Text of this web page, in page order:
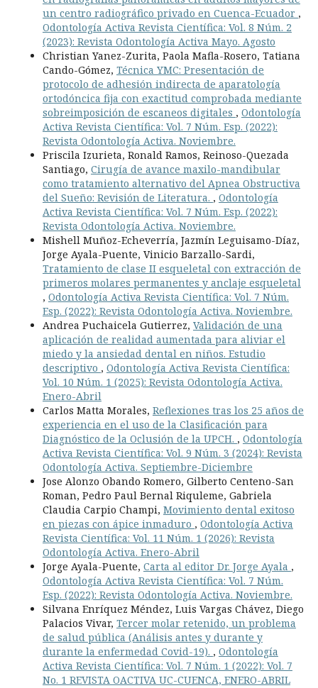
un centro radiográfico privado en Cuenca-Ecuador ,
Odontología Activa Revista Científica: Vol. 8 Núm. 2
(2023): Revista Odontología Activa Mayo. Agosto
Christian Yanez-Zurita, Paola Mafla-Rosero, Tatiana
Cando-Gómez, Técnica YMC: Presentación de
protocolo de adhesión indirecta de aparatología
ortodóncica fija con exactitud comprobada mediante
sobreimposición de escaneos digitales , Odontología
Activa Revista Científica: Vol. 7 Núm. Esp. (2022):
Revista Odontología Activa. Noviembre.
Priscila Izurieta, Ronald Ramos, Reinoso-Quezada
Santiago, Cirugía de avance maxilo-mandibular
como tratamiento alternativo del Apnea Obstructiva
del Sueño: Revisión de Literatura. , Odontología
Activa Revista Científica: Vol. 7 Núm. Esp. (2022):
Revista Odontología Activa. Noviembre.
Mishell Muñoz-Echeverría, Jazmín Leguisamo-Díaz,
Jorge Ayala-Puente, Vinicio Barzallo-Sardi,
Tratamiento de clase II esqueletal con extracción de
primeros molares permanentes y anclaje esqueletal
, Odontología Activa Revista Científica: Vol. 7 Núm.
Esp. (2022): Revista Odontología Activa. Noviembre.
Andrea Puchaicela Gutierrez, Validación de una
aplicación de realidad aumentada para aliviar el
miedo y la ansiedad dental en niños. Estudio
descriptivo , Odontología Activa Revista Científica:
Vol. 10 Núm. 1 (2025): Revista Odontología Activa.
Enero-Abril
Carlos Matta Morales, Reflexiones tras los 25 años de
experiencia en el uso de la Clasificación para
Diagnóstico de la Oclusión de la UPCH. , Odontología
Activa Revista Científica: Vol. 9 Núm. 3 (2024): Revista
Odontología Activa. Septiembre-Diciembre
Jose Alonzo Obando Romero, Gilberto Centeno-San
Roman, Pedro Paul Bernal Riquleme, Gabriela
Claudia Carpio Champi, Movimiento dental exitoso
en piezas con ápice inmaduro , Odontología Activa
Revista Científica: Vol. 11 Núm. 1 (2026): Revista
Odontología Activa. Enero-Abril
Jorge Ayala-Puente, Carta al editor Dr. Jorge Ayala ,
Odontología Activa Revista Científica: Vol. 7 Núm.
Esp. (2022): Revista Odontología Activa. Noviembre.
Silvana Enríquez Méndez, Luis Vargas Chávez, Diego
Palacios Vivar, Tercer molar retenido, un problema
de salud pública (Análisis antes y durante y
durante la enfermedad Covid-19). , Odontología
Activa Revista Científica: Vol. 7 Núm. 1 (2022): Vol. 7
No. 1 REVISTA OACTIVA UC-CUENCA, ENERO-ABRIL